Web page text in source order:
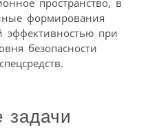
формирования
эффективностью при
безопасности
задачи